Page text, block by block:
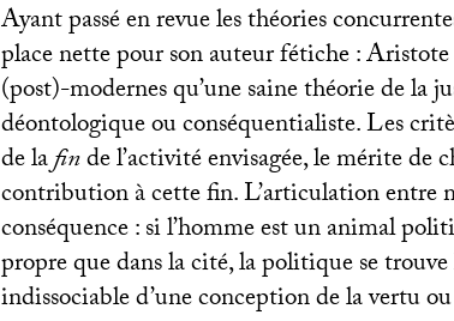
Ayant passé en revue les théories
place nette pour son auteur fétiche :
(post)-modernes qu’une saine théorie de la
déontologique ou conséquentialiste. Les
de lafinde l’activité envisagée, le mérite de
contribution à cette fin. L’articulation entre
conséquence : si l’homme est un animal
propre que dans la cité, la politique se
indissociable d’une conception de la vertu